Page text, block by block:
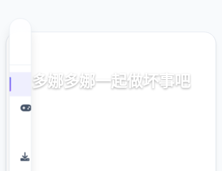
多娜多娜一起做坏事吧
官方中文，中文下载，中文入口，官网入口，